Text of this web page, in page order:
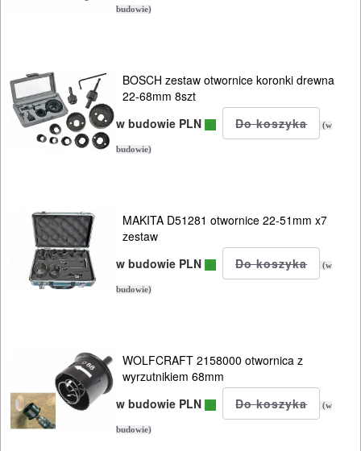
Wiertła
świdry
Papiery
do
szlifierek
Otwornice
DO
METALU
budowie)
BOSCH zestaw otwornice koronki drewna
22-68mm 8szt
w budowie PLN
(w
budowie)
MAKITA D51281 otwornice 22-51mm x7
zestaw
w budowie PLN
(w
budowie)
WOLFCRAFT 2158000 otwornica z
wyrzutnikiem 68mm
w budowie PLN
(w
budowie)